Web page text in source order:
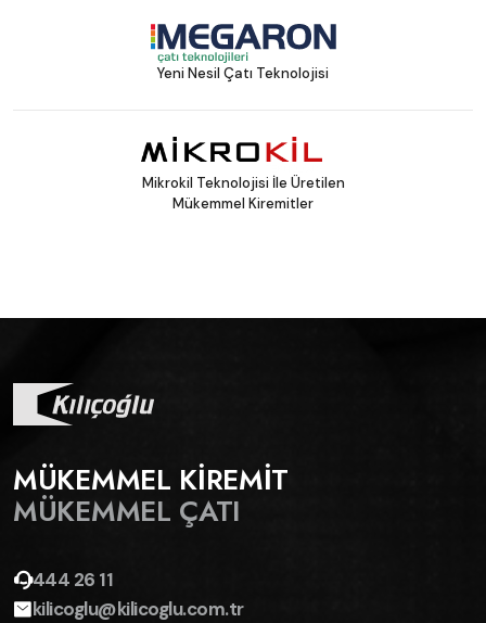
Yeni Nesil Çatı Teknolojisi
Mikrokil Teknolojisi İle Üretilen
Mükemmel Kiremitler
MÜKEMMEL KİREMİT
MÜKEMMEL ÇATI
444 26 11
kilicoglu@kilicoglu.com.tr